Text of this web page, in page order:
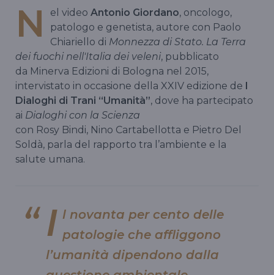
N el video Antonio Giordano, oncologo,
patologo e genetista, autore con Paolo
Chiariello di Monnezza di Stato. La Terra
dei fuochi nell'Italia dei veleni, pubblicato
da Minerva Edizioni di Bologna nel 2015,
intervistato in occasione della XXIV edizione de I
Dialoghi di Trani “Umanità”, dove ha partecipato
ai Dialoghi con la Scienza
con Rosy Bindi, Nino Cartabellotta e Pietro Del
Soldà, parla del rapporto tra l’ambiente e la
salute umana.
I l novanta per cento delle
patologie che affliggono
l’umanità dipendono dalla